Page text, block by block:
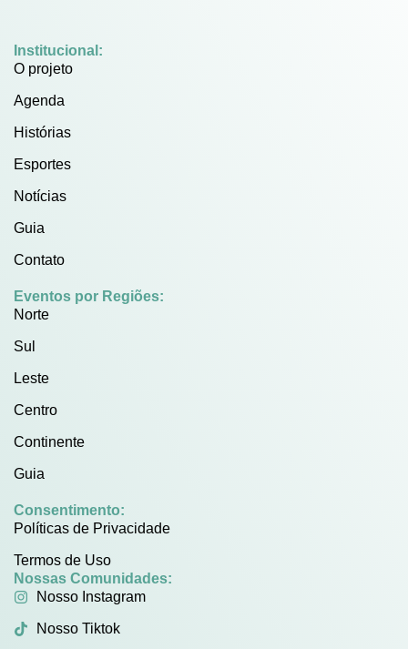
Institucional:
O projeto
Agenda
Histórias
Esportes
Notícias
Guia
Contato
Eventos por Regiões:
Norte
Sul
Leste
Centro
Continente
Guia
Consentimento:
Políticas de Privacidade
Termos de Uso
Nossas Comunidades:
Nosso Instagram
Nosso Tiktok